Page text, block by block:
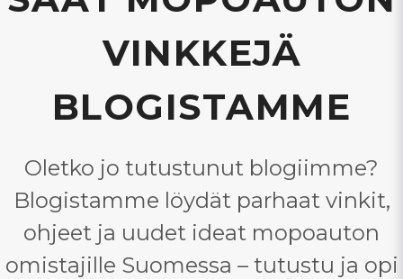
VINKKEJÄ
BLOGISTAMME
Oletko jo tutustunut blogiimme?
Blogistamme löydät parhaat vinkit,
ohjeet ja uudet ideat mopoauton
omistajille Suomessa – tutustu ja opi